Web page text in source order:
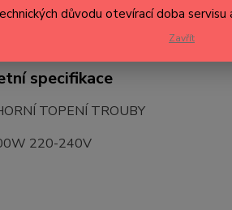
specifikace
TOPENÍ TROUBY
220-240V
důvodu otevírací doba
Zavřít